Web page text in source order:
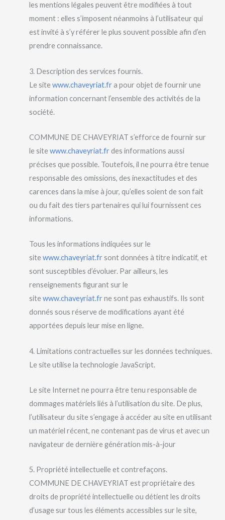
les mentions légales peuvent être modifiées à tout
moment : elles s’imposent néanmoins à l’utilisateur qui
est invité à s’y référer le plus souvent possible afin d’en
prendre connaissance.
3. Description des services fournis.
Le site www.chaveyriat.fra pour objet de fournir une
information concernant l’ensemble des activités de la
société.
COMMUNE DE CHAVEYRIAT s’efforce de fournir sur
le site www.chaveyriat.frdes informations aussi
précises que possible. Toutefois, il ne pourra être tenue
responsable des omissions, des inexactitudes et des
carences dans la mise à jour, qu’elles soient de son fait
ou du fait des tiers partenaires qui lui fournissent ces
informations.
Tous les informations indiquées sur le
site www.chaveyriat.fr sont données à titre indicatif, et
sont susceptibles d’évoluer. Par ailleurs, les
renseignements figurant sur le
site www.chaveyriat.frne sont pas exhaustifs. Ils sont
donnés sous réserve de modifications ayant été
apportées depuis leur mise en ligne.
4. Limitations contractuelles sur les données techniques.
Le site utilise la technologie JavaScript.
Le site Internet ne pourra être tenu responsable de
dommages matériels liés à l’utilisation du site. De plus,
l’utilisateur du site s’engage à accéder au site en utilisant
un matériel récent, ne contenant pas de virus et avec un
navigateur de dernière génération mis-à-jour
5. Propriété intellectuelle et contrefaçons.
COMMUNE DE CHAVEYRIAT est propriétaire des
droits de propriété intellectuelle ou détient les droits
d’usage sur tous les éléments accessibles sur le site,